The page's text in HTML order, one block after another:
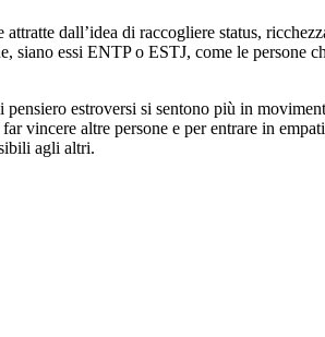
dall’idea di raccogliere status,
siano essi ENTP o ESTJ, come le
estroversi si sentono più in
vincere altre persone e per entrare in
agli altri.